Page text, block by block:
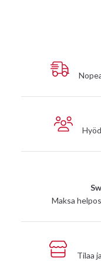
Maksa
Tilaa